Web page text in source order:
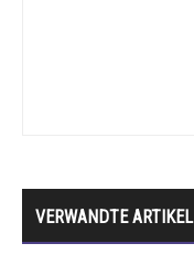
VERWANDTE ARTIKEL